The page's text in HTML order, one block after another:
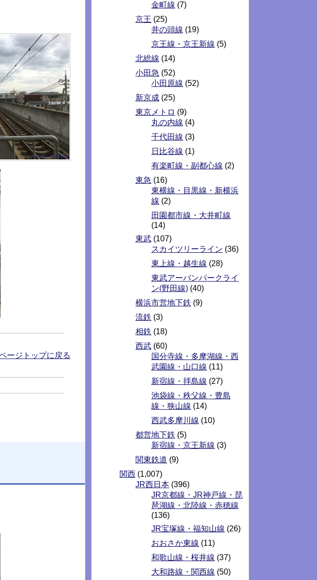
ージトップに戻る
金町線 (7)
京王 (25)
井の頭線 (19)
京王線・京王新線 (5)
北総線 (14)
小田急 (52)
小田原線 (52)
新京成 (25)
東京メトロ (9)
丸の内線 (4)
千代田線 (3)
日比谷線 (1)
有楽町線・副都心線 (2)
東急 (16)
東横線・目黒線・新横浜
線 (2)
田園都市線・大井町線
(14)
東武 (107)
スカイツリーライン (36)
東上線・越生線 (28)
東武アーバンパークライ
ン(野田線) (40)
横浜市営地下鉄 (9)
流鉄 (3)
相鉄 (18)
西武 (60)
国分寺線・多摩湖線・西
武園線・山口線 (11)
新宿線・拝島線 (27)
池袋線・秩父線・豊島
線・狭山線 (14)
西武多摩川線 (10)
都営地下鉄 (5)
新宿線・京王新線 (3)
関東鉄道 (9)
関西 (1,007)
JR西日本 (396)
JR京都線・JR神戸線・琵
琶湖線・北陸線・赤穂線
(136)
JR宝塚線・福知山線 (26)
おおさか東線 (11)
和歌山線・桜井線 (37)
大和路線・関西線 (50)